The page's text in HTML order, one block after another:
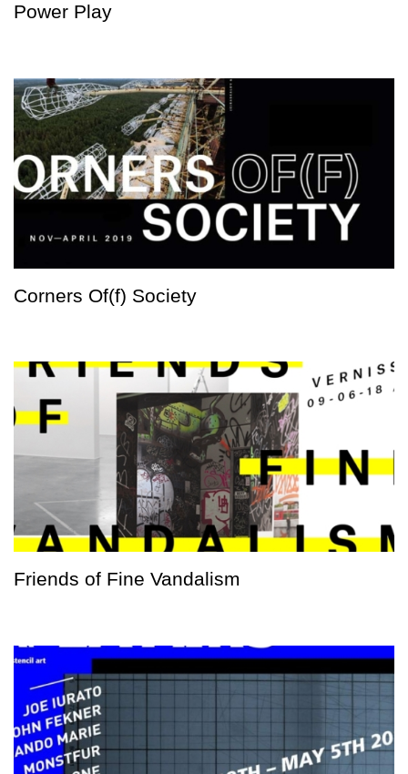
Power Play
Corners Of(f) Society
Friends of Fine Vandalism